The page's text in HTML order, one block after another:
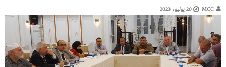
MCC 20 يوليو، 2023